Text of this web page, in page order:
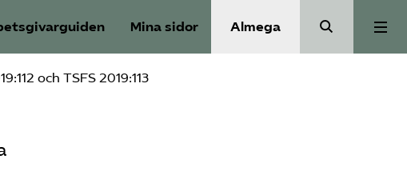
Mina sidor Almega
Aktuellt
och TSFS 2019:113